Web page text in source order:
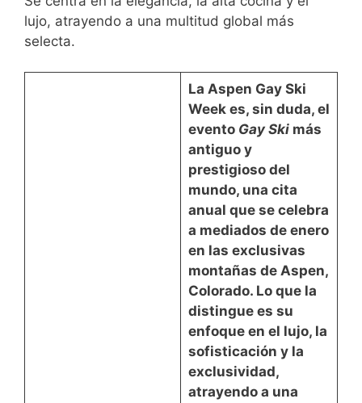
lujo, atrayendo a una multitud global más
selecta.
La Aspen Gay Ski
Weekes, sin duda, el
evento Gay Skimás
antiguo y
prestigioso del
mundo, una cita
anual que se celebra
a mediados de enero
en las exclusivas
montañas de Aspen,
Colorado. Lo que la
distingue es su
enfoque en el lujo, la
sofisticación y la
exclusividad,
atrayendo a una